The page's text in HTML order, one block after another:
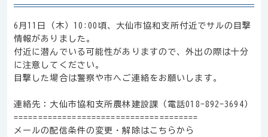
6月11日（木）10:00頃、大仙市協和支所付近でサルの目撃
情報がありました。
付近に潜んでいる可能性がありますので、外出の際は十分
に注意してください。
目撃した場合は警察や市へご連絡をお願いします。
連絡先：大仙市協和支所農林建設課（電話018-892-3694）
======================================
メールの配信条件の変更・解除はこちらから